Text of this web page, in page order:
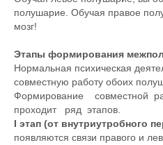
полушарие. Обучая правое
мозг!
Этапы формирования
Нормальная психическая
совместную работу обоих
Формирование совместной
проходит ряд этапов.
I этап (от внутриутробного
появляются связи правого и